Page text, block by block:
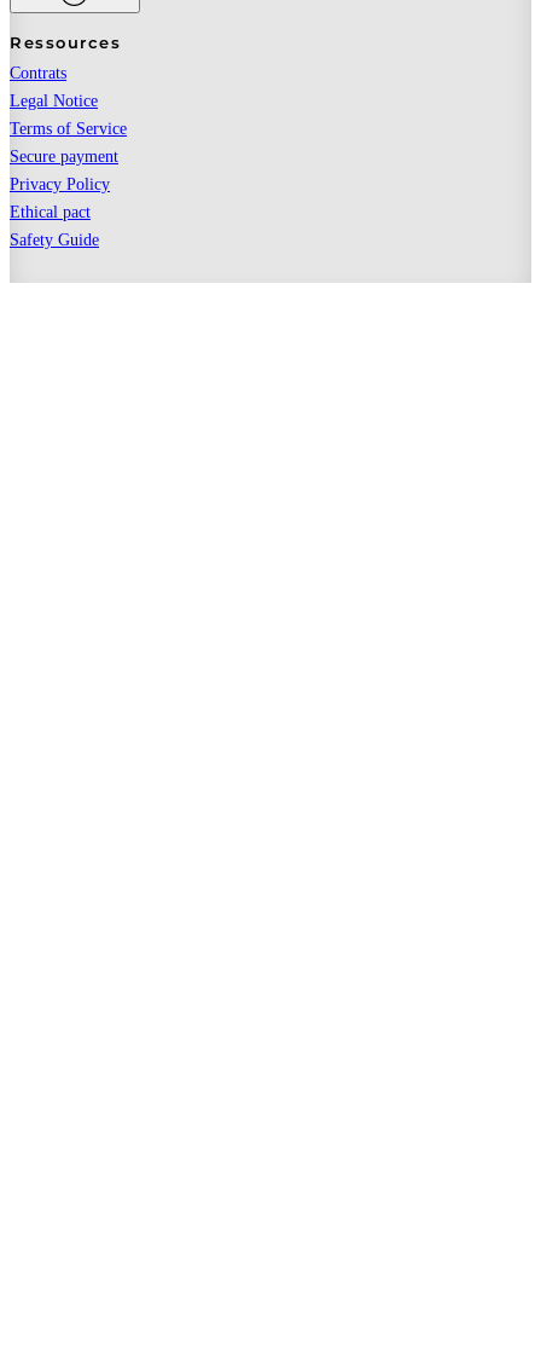
Ressources
Contrats
Legal Notice
Terms of Service
Secure payment
Privacy Policy
Ethical pact
Safety Guide